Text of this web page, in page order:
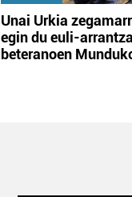
Unai Urkia
egin du euli-
beteranoen